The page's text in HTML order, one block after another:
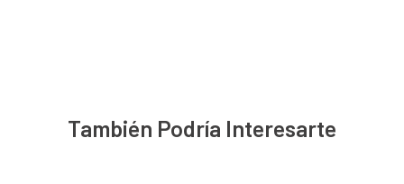
También Podría Interesarte